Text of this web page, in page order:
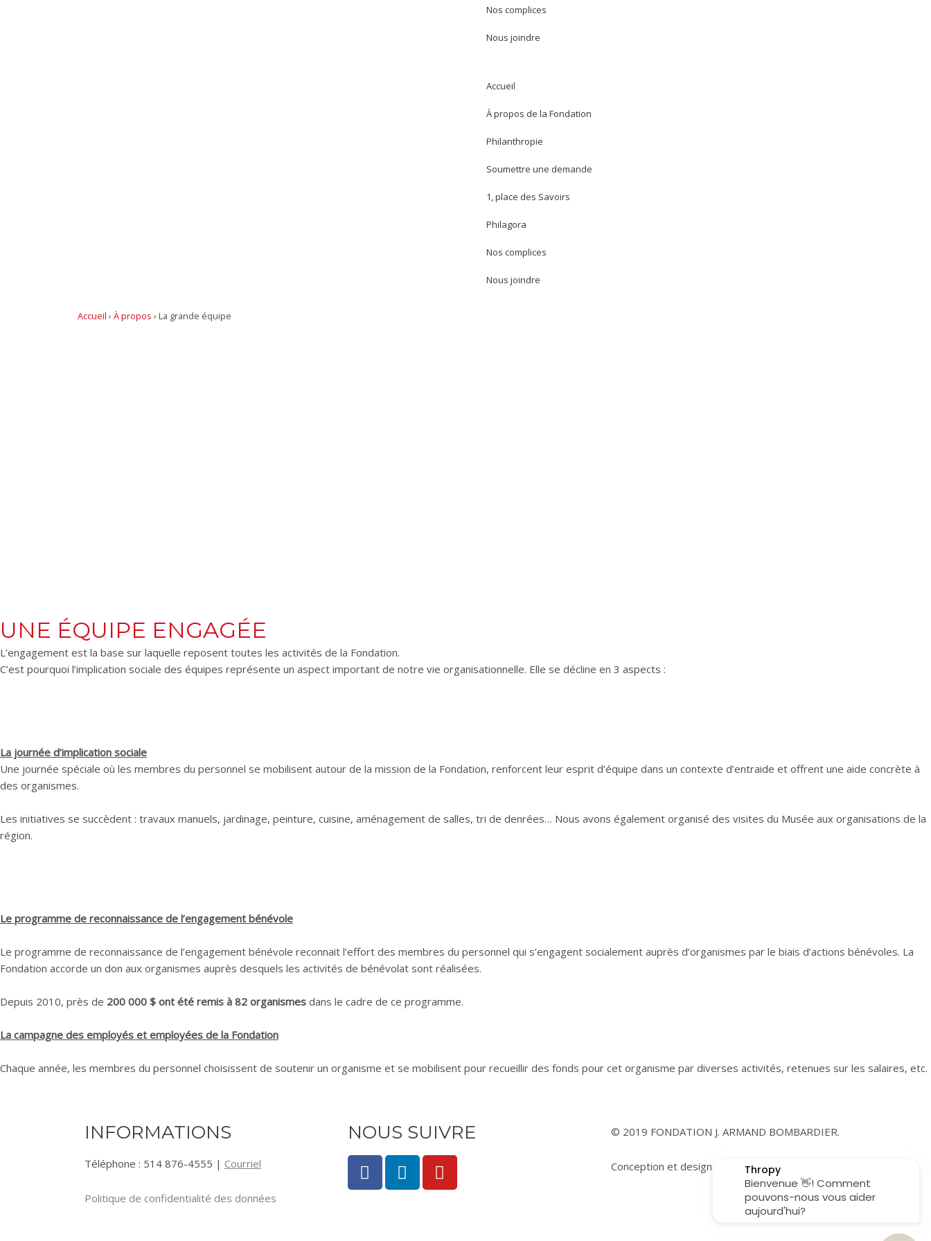
Nos complices
Nous joindre
Accueil
À propos de la Fondation
Philanthropie
Soumettre une demande
1, place des Savoirs
Philagora
Nos complices
Nous joindre
Accueil › À propos › La grande équipe
UNE ÉQUIPE ENGAGÉE
L’engagement est la base sur laquelle reposent toutes les activités de la Fondation.
C’est pourquoi l’implication sociale des équipes représente un aspect important de notre vie organisationnelle. Elle se décline en 3 aspects :
La journée d’implication sociale
Une journée spéciale où les membres du personnel se mobilisent autour de la mission de la Fondation, renforcent leur esprit d’équipe dans un contexte d’entraide et offrent une aide concrète à
des organismes.
Les initiatives se succèdent : travaux manuels, jardinage, peinture, cuisine, aménagement de salles, tri de denrées… Nous avons également organisé des visites du Musée aux organisations de la
région.
Le programme de reconnaissance de l’engagement bénévole
Le programme de reconnaissance de l’engagement bénévole reconnait l’effort des membres du personnel qui s’engagent socialement auprès d’organismes par le biais d’actions bénévoles. La
Fondation accorde un don aux organismes auprès desquels les activités de bénévolat sont réalisées.
Depuis 2010, près de 200 000 $ ont été remis à 82 organismes dans le cadre de ce programme.
La campagne des employés et employées de la Fondation
Chaque année, les membres du personnel choisissent de soutenir un organisme et se mobilisent pour recueillir des fonds pour cet organisme par diverses activités, retenues sur les salaires, etc.
INFORMATIONS
Téléphone : 514 876-4555 | Courriel
Politique de confidentialité des données
NOUS SUIVRE
F
a
c
L
i
n
Y
o
u
© 2019 FONDATION J. ARMAND BOMBARDIER.
Conception et design : MANGUE VITAMINÉE​